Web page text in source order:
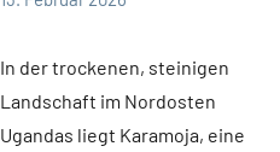
In der trockenen, steinigen
Landschaft im Nordosten
Ugandas liegt Karamoja, eine